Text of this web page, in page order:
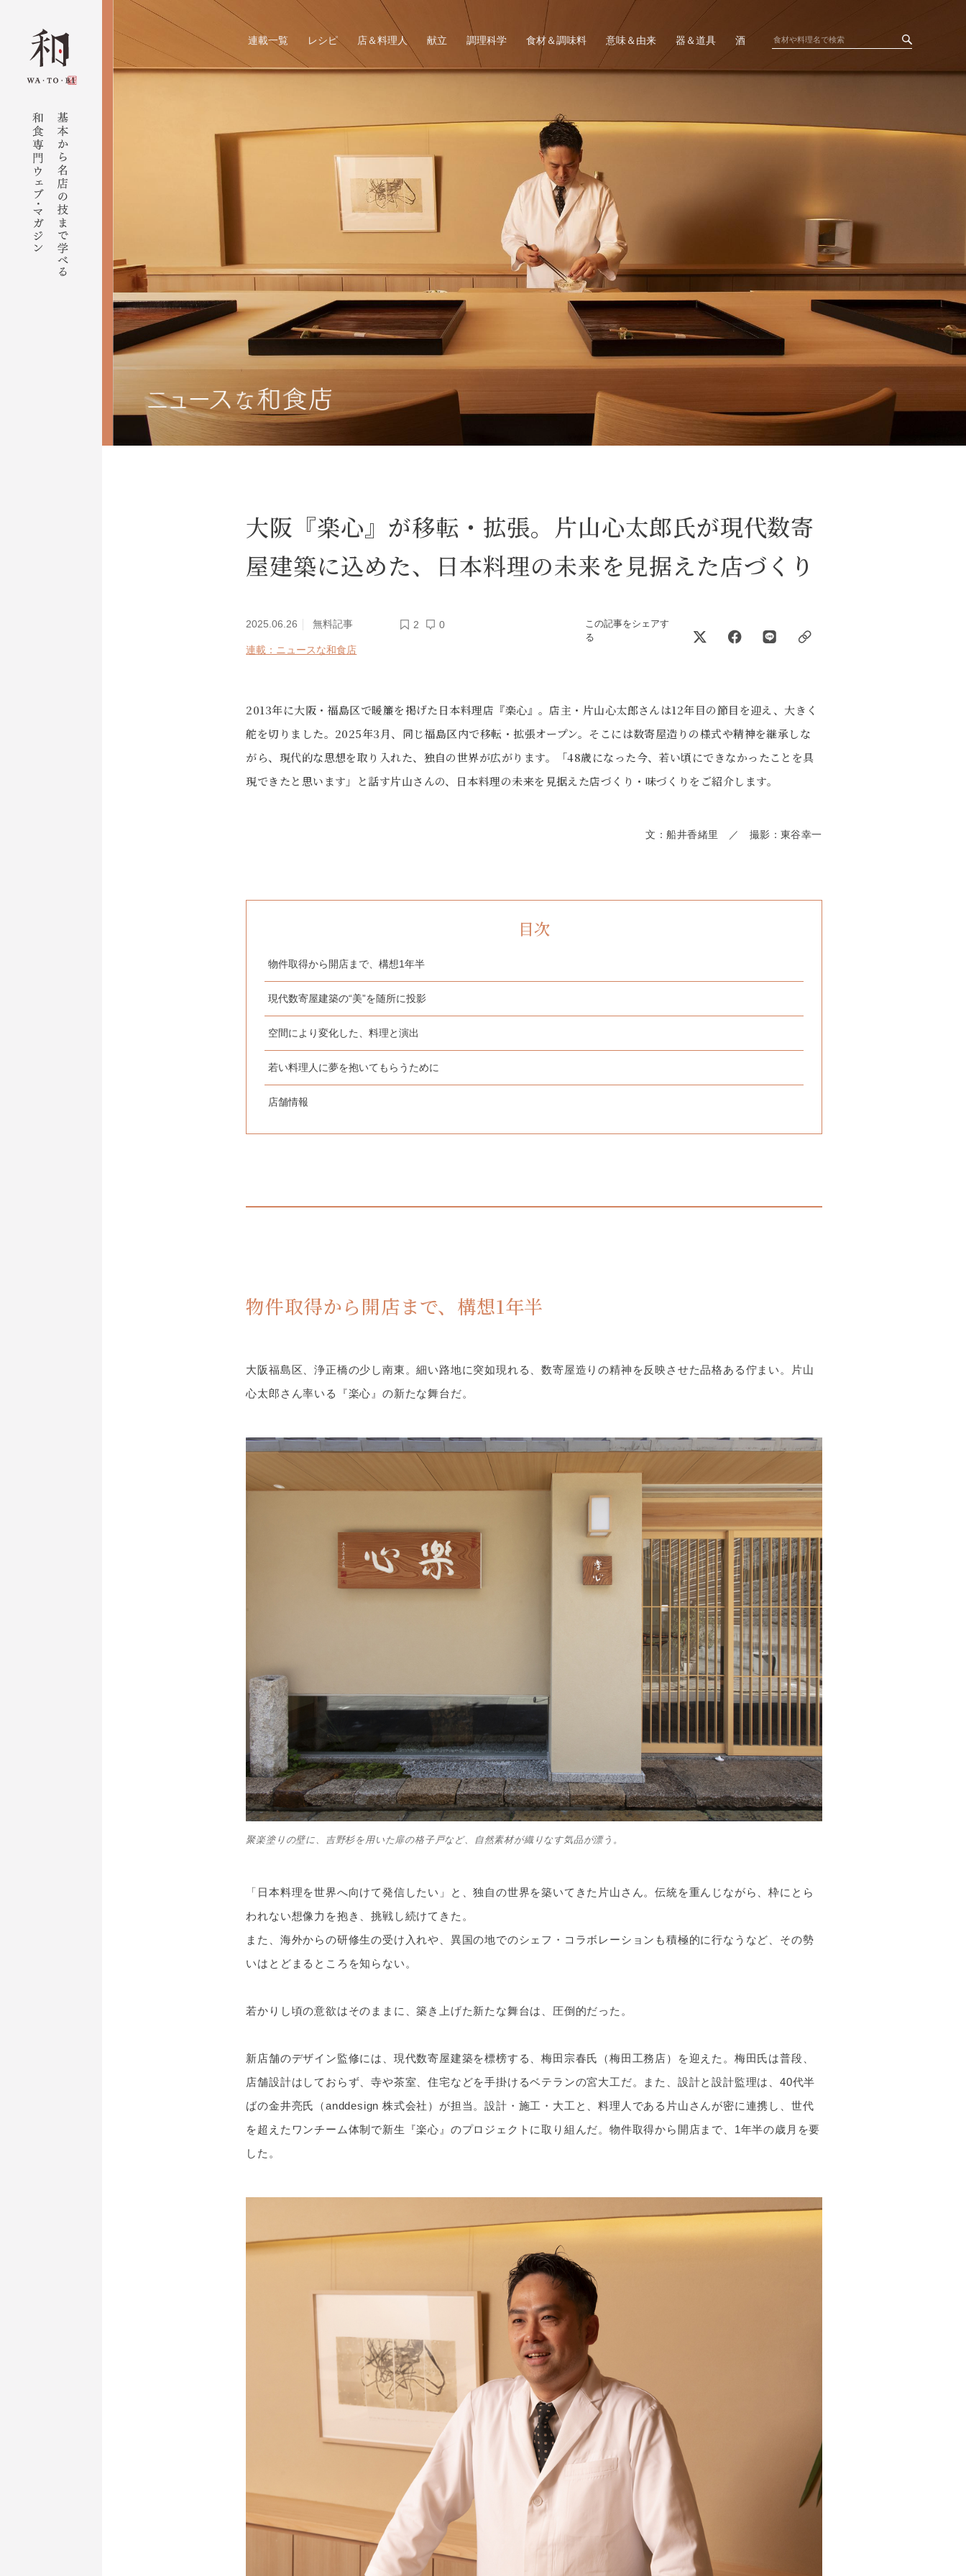
連載一覧 レシピ 店＆料理人 献立 調理科学 食材＆調味料 意味＆由来 器＆道具 酒
大阪『楽心』が移転・拡張。片山心太郎氏が現代数寄
屋建築に込めた、日本料理の未来を見据えた店づくり
2025.06.26 無料記事 2 0
連載：ニュースな和食店
この記事をシェアす
る
2013年に大阪・福島区で暖簾を掲げた日本料理店『楽心』。店主・片山心太郎さんは12年目の節目を迎え、大きく
舵を切りました。2025年3月、同じ福島区内で移転・拡張オープン。そこには数寄屋造りの様式や精神を継承しな
がら、現代的な思想を取り入れた、独自の世界が広がります。「48歳になった今、若い頃にできなかったことを具
現できたと思います」と話す片山さんの、日本料理の未来を見据えた店づくり・味づくりをご紹介します。
文：船井香緒里 ／ 撮影：東谷幸一
目次
物件取得から開店まで、構想1年半
現代数寄屋建築の“美”を随所に投影
空間により変化した、料理と演出
若い料理人に夢を抱いてもらうために
店舗情報
物件取得から開店まで、構想1年半
大阪福島区、浄正橋の少し南東。細い路地に突如現れる、数寄屋造りの精神を反映させた品格ある佇まい。片山
心太郎さん率いる『楽心』の新たな舞台だ。
聚楽塗りの壁に、吉野杉を用いた扉の格子戸など、自然素材が織りなす気品が漂う。
「日本料理を世界へ向けて発信したい」と、独自の世界を築いてきた片山さん。伝統を重んじながら、枠にとら
われない想像力を抱き、挑戦し続けてきた。
また、海外からの研修生の受け入れや、異国の地でのシェフ・コラボレーションも積極的に行なうなど、その勢
いはとどまるところを知らない。
若かりし頃の意欲はそのままに、築き上げた新たな舞台は、圧倒的だった。
新店舗のデザイン監修には、現代数寄屋建築を標榜する、梅田宗春氏（梅田工務店）を迎えた。梅田氏は普段、
店舗設計はしておらず、寺や茶室、住宅などを手掛けるベテランの宮大工だ。また、設計と設計監理は、40代半
ばの金井亮氏（anddesign 株式会社）が担当。設計・施工・大工と、料理人である片山さんが密に連携し、世代
を超えたワンチーム体制で新生『楽心』のプロジェクトに取り組んだ。物件取得から開店まで、1年半の歳月を要
した。